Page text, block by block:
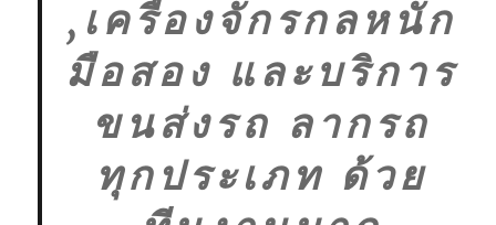
,เครื่องจักรกลหนัก
มือสอง และบริการ
ขนส่งรถ ลากรถ
ทุกประเภท ด้วย